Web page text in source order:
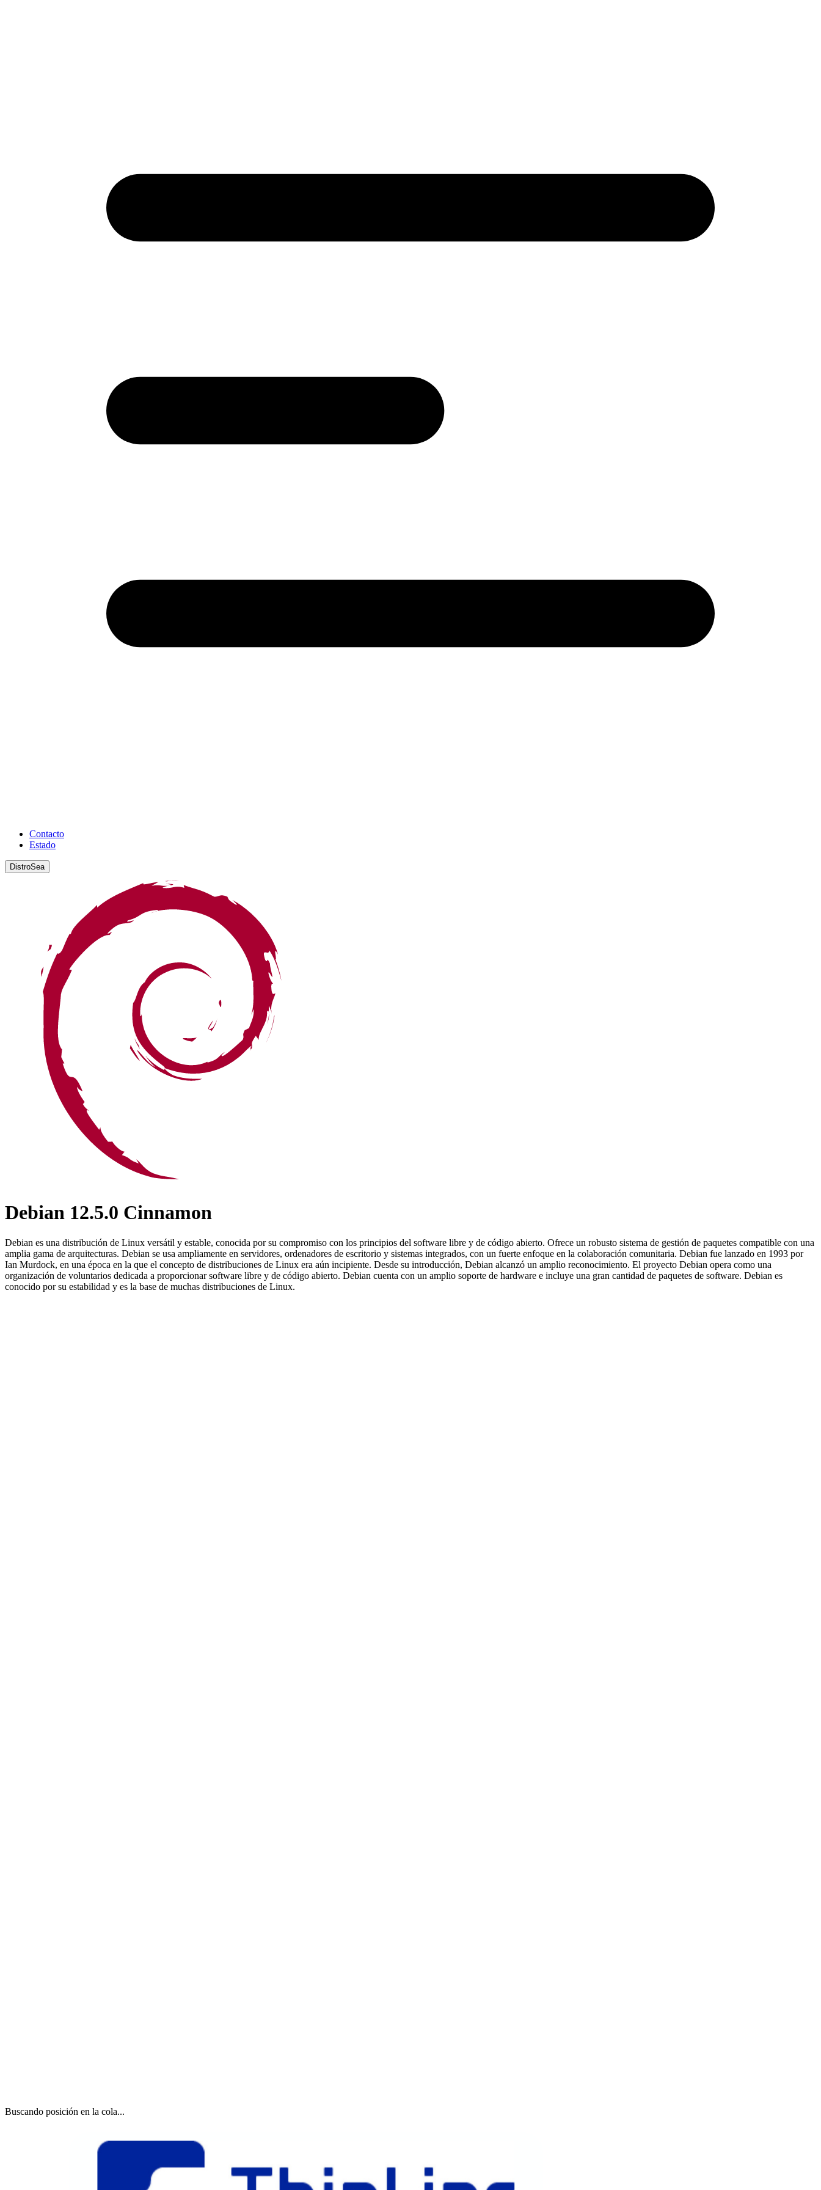
Contacto
Estado
DistroSea
Debian 12.5.0 Cinnamon
Debian es una distribución de Linux versátil y estable, conocida por su compromiso con los principios del software libre y de código abierto. Ofrece un robusto sistema de gestión de paquetes compatible con una
amplia gama de arquitecturas. Debian se usa ampliamente en servidores, ordenadores de escritorio y sistemas integrados, con un fuerte enfoque en la colaboración comunitaria. Debian fue lanzado en 1993 por
Ian Murdock, en una época en la que el concepto de distribuciones de Linux era aún incipiente. Desde su introducción, Debian alcanzó un amplio reconocimiento. El proyecto Debian opera como una
organización de voluntarios dedicada a proporcionar software libre y de código abierto. Debian cuenta con un amplio soporte de hardware e incluye una gran cantidad de paquetes de software. Debian es
conocido por su estabilidad y es la base de muchas distribuciones de Linux.
Buscando posición en la cola...